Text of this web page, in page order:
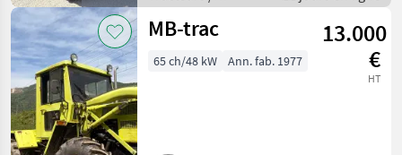
Tracteurs agricoles
MB-trac
13.000
€
HT
65 ch/48 kW Ann. fab. 1977